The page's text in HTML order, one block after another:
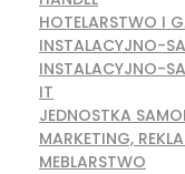
HOTELARSTWO I
INSTALACYJNO-
INSTALACYJNO-
IT
JEDNOSTKA
MARKETING,
MEBLARSTWO